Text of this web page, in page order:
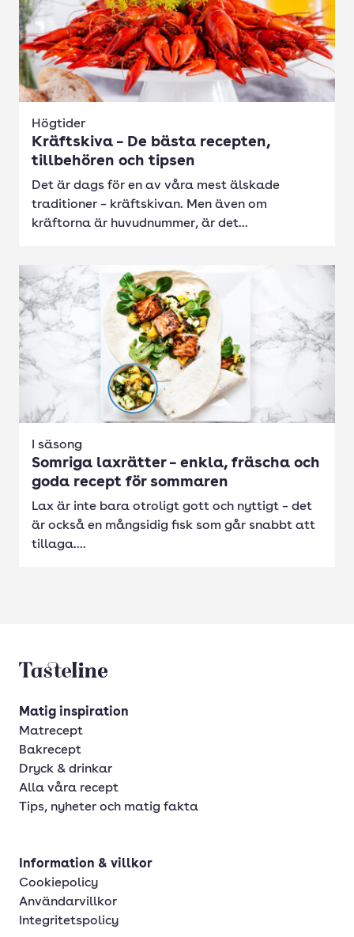
Högtider
Kräftskiva – De bästa recepten,
tillbehören och tipsen
Det är dags för en av våra mest älskade
traditioner – kräftskivan. Men även om
kräftorna är huvudnummer, är det...
I säsong
Somriga laxrätter – enkla, fräscha och
goda recept för sommaren
Lax är inte bara otroligt gott och nyttigt – det
är också en mångsidig fisk som går snabbt att
tillaga....
Tasteline startsida
Matig inspiration
Matrecept
Bakrecept
Dryck & drinkar
Alla våra recept
Tips, nyheter och matig fakta
Information & villkor
Cookiepolicy
Användarvillkor
Integritetspolicy